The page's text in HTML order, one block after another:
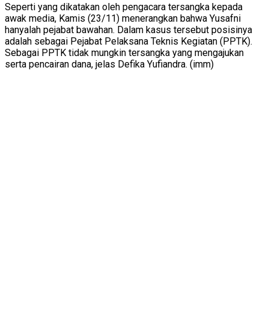
Seperti yang dikatakan oleh pengacara tersangka kepada
awak media, Kamis (23/11) menerangkan bahwa Yusafni
hanyalah pejabat bawahan. Dalam kasus tersebut posisinya
adalah sebagai Pejabat Pelaksana Teknis Kegiatan (PPTK).
Sebagai PPTK tidak mungkin tersangka yang mengajukan
serta pencairan dana, jelas Defika Yufiandra. (imm)